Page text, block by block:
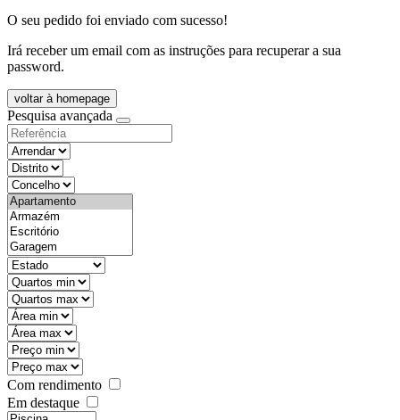
O seu pedido foi enviado com sucesso!
Irá receber um email com as instruções para recuperar a sua
password.
voltar à homepage
Pesquisa avançada
objective
districtId
countyId
types
state
mintypo
maxtypo
minarea
maxarea
minprice
maxprice
Com rendimento
Em destaque